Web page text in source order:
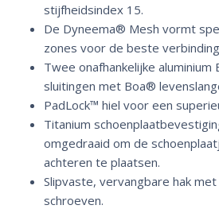
stijfheidsindex 15.
De Dyneema® Mesh vormt
zones voor de beste
Twee onafhankelijke aluminium
sluitingen met Boa®
PadLock™ hiel voor een
Titanium
omgedraaid om de
achteren te plaatsen.
Slipvaste, vervangbare hak
schroeven.